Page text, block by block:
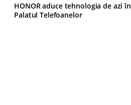
HONOR aduce tehnologia de azi în
Palatul Telefoanelor